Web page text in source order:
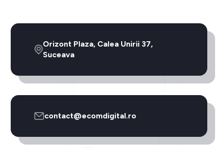
Orizont Plaza, Calea Unirii 37,
Suceava
contact@ecomdigital.ro